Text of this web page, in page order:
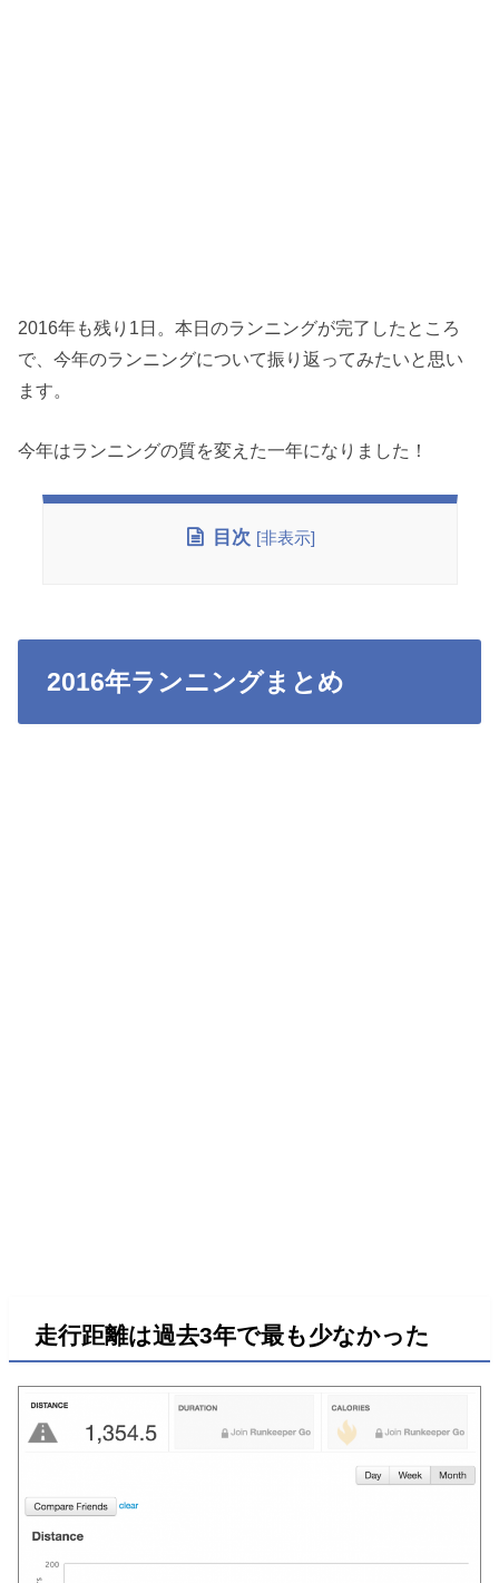
2016年も残り1日。本日のランニングが完了したところ
で、今年のランニングについて振り返ってみたいと思い
ます。
今年はランニングの質を変えた一年になりました！
目次 [非表示]
2016年ランニングまとめ
走行距離は過去3年で最も少なかった